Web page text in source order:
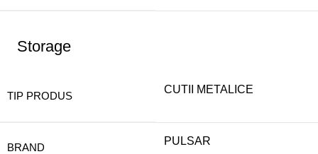
Storage
TIP PRODUS
CUTII METALICE
BRAND
PULSAR